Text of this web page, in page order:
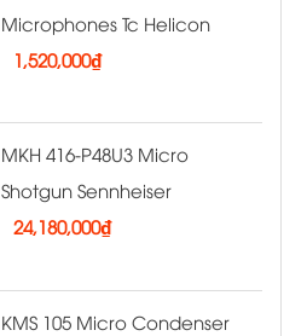
Microphones Tc Helicon
1,520,000₫
MKH 416-P48U3 Micro
Shotgun Sennheiser
24,180,000₫
KMS 105 Micro Condenser